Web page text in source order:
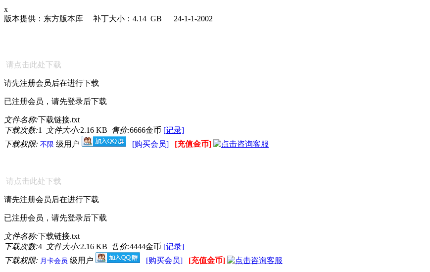
x
版本提供：东方版本库 补丁大小：4.14 GB 24-1-1-2002
请点击此处下载
请先注册会员后在进行下载
已注册会员，请先登录后下载
文件名称:下载链接.txt
下载次数:1 文件大小:2.16 KB 售价:6666金币 [记录]
下载权限: 不限 级用户 [购买会员] [充值金币]
请点击此处下载
请先注册会员后在进行下载
已注册会员，请先登录后下载
文件名称:下载链接.txt
下载次数:4 文件大小:2.16 KB 售价:4444金币 [记录]
下载权限: 月卡会员 级用户 [购买会员] [充值金币]